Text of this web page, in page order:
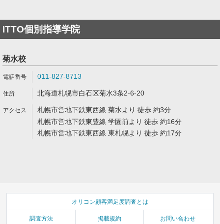
ITTO個別指導学院
菊水校
011-827-8713
北海道札幌市白石区菊水3条2-6-20
札幌市営地下鉄東西線 菊水より 徒歩 約3分
札幌市営地下鉄東豊線 学園前より 徒歩 約16分
札幌市営地下鉄東西線 東札幌より 徒歩 約17分
オリコン顧客満足度調査とは
調査方法 掲載規約 お問い合わせ